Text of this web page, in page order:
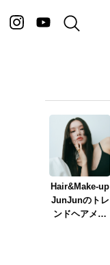
Hair&Make-up
JunJunのトレ
ンドヘアメイ